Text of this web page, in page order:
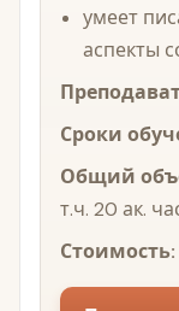
умеет
аспекты
Сроки
Общий
т.ч. 20 ак.
Стоимость: